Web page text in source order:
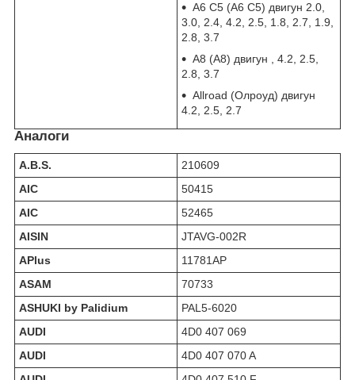
A6 C5 (А6 С5) двигун 2.0,
3.0, 2.4, 4.2, 2.5, 1.8, 2.7, 1.9,
2.8, 3.7
A8 (А8) двигун , 4.2, 2.5,
2.8, 3.7
Allroad (Олроуд) двигун
4.2, 2.5, 2.7
Аналоги
A.B.S.
210609
AIC
50415
AIC
52465
AISIN
JTAVG-002R
APlus
11781AP
ASAM
70733
ASHUKI by Palidium
PAL5-6020
AUDI
4D0 407 069
AUDI
4D0 407 070 A